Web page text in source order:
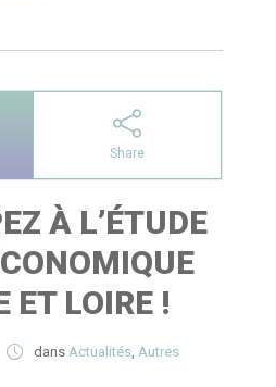
Share
À L’ÉTUDE
ET LOIRE !
dans Actualités, Autres